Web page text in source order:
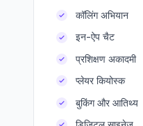
कॉलिंग अभियान
इन-ऐप चैट
प्रशिक्षण अकादमी
प्लेयर कियोस्क
बुकिंग और आतिथ्य